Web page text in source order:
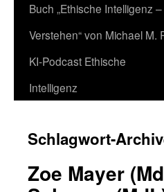
springen
Buch „Ethische Intelligenz
Verstehen“ von Michael M.
KI-Podcast Ethische
Intelligenz
Schlagwort-
Zoe Mayer